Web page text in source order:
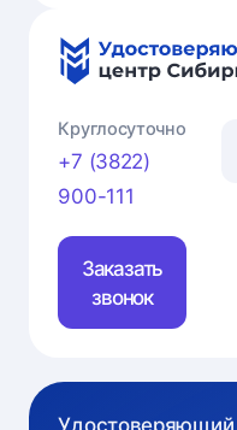
Круглосуточно
+7 (3822)
900-111
Заказать
звонок